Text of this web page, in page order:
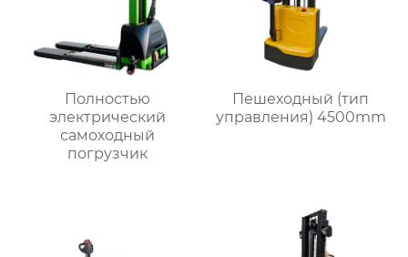
Полностью
электрический
самоходный
погрузчик
Пешеходный (тип
управления) 4500mm